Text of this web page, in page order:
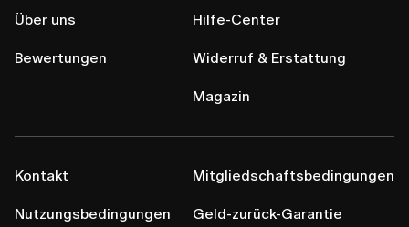
Über uns
Bewertungen
Hilfe-Center
Widerruf & Erstattung
Magazin
Kontakt
Nutzungsbedingungen
Mitgliedschaftsbedingungen
Geld-zurück-Garantie